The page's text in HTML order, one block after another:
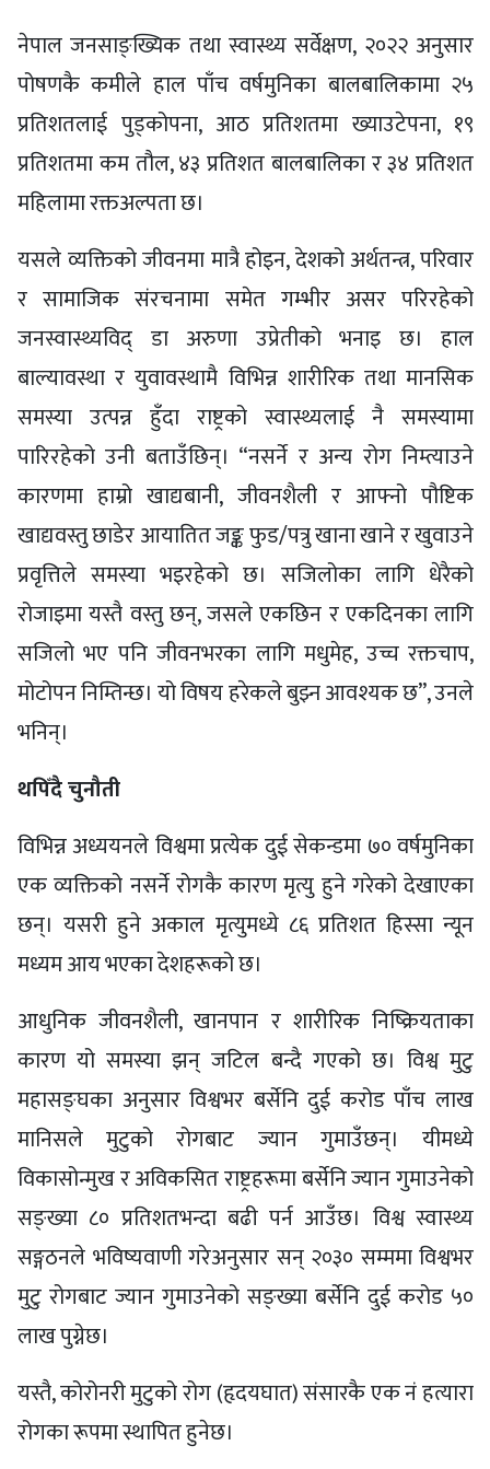
नेपाल जनसाङ्ख्यिक तथा स्वास्थ्य सर्वेक्षण, २०२२ अनुसार
पोषणकै कमीले हाल पाँच वर्षमुनिका बालबालिकामा २५
प्रतिशतलाई पुड्कोपना, आठ प्रतिशतमा ख्याउटेपना, १९
प्रतिशतमा कम तौल, ४३ प्रतिशत बालबालिका र ३४ प्रतिशत
महिलामा रक्तअल्पता छ।
यसले व्यक्तिको जीवनमा मात्रै होइन, देशको अर्थतन्त्र, परिवार
र सामाजिक संरचनामा समेत गम्भीर असर परिरहेको
जनस्वास्थ्यविद् डा अरुणा उप्रेतीको भनाइ छ। हाल
बाल्यावस्था र युवावस्थामै विभिन्न शारीरिक तथा मानसिक
समस्या उत्पन्न हुँदा राष्ट्रको स्वास्थ्यलाई नै समस्यामा
पारिरहेको उनी बताउँछिन्। “नसर्ने र अन्य रोग निम्त्याउने
कारणमा हाम्रो खाद्यबानी, जीवनशैली र आफ्नो पौष्टिक
खाद्यवस्तु छाडेर आयातित जङ्क फुड/पत्रु खाना खाने र खुवाउने
प्रवृत्तिले समस्या भइरहेको छ। सजिलोका लागि धेरैको
रोजाइमा यस्तै वस्तु छन्, जसले एकछिन र एकदिनका लागि
सजिलो भए पनि जीवनभरका लागि मधुमेह, उच्च रक्तचाप,
मोटोपन निम्तिन्छ। यो विषय हरेकले बुझ्न आवश्यक छ”, उनले
भनिन्।
थपिँदै चुनौती
विभिन्न अध्ययनले विश्वमा प्रत्येक दुई सेकन्डमा ७० वर्षमुनिका
एक व्यक्तिको नसर्ने रोगकै कारण मृत्यु हुने गरेको देखाएका
छन्। यसरी हुने अकाल मृत्युमध्ये ८६ प्रतिशत हिस्सा न्यून
मध्यम आय भएका देशहरूको छ।
आधुनिक जीवनशैली, खानपान र शारीरिक निष्क्रियताका
कारण यो समस्या झन् जटिल बन्दै गएको छ। विश्व मुटु
महासङ्घका अनुसार विश्वभर बर्सेनि दुई करोड पाँच लाख
मानिसले मुटुको रोगबाट ज्यान गुमाउँछन्। यीमध्ये
विकासोन्मुख र अविकसित राष्ट्रहरूमा बर्सेनि ज्यान गुमाउनेको
सङ्ख्या ८० प्रतिशतभन्दा बढी पर्न आउँछ। विश्व स्वास्थ्य
सङ्गठनले भविष्यवाणी गरेअनुसार सन् २०३० सम्ममा विश्वभर
मुटु रोगबाट ज्यान गुमाउनेको सङ्ख्या बर्सेनि दुई करोड ५०
लाख पुग्नेछ।
यस्तै, कोरोनरी मुटुको रोग (हृदयघात) संसारकै एक नं हत्यारा
रोगका रूपमा स्थापित हुनेछ।